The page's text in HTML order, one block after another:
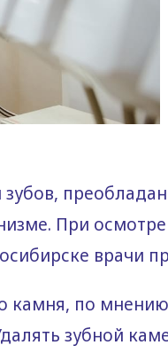
зубов,
При
врачи
по
зубной